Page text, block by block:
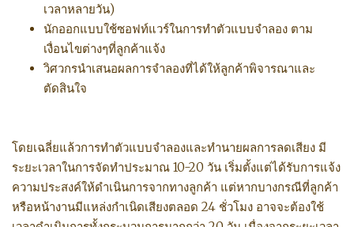
เวลาหลายวัน)
นักออกแบบใช้ซอฟท์แวร์ในการทำตัวแบบจำลอง ตาม
เงื่อนไขต่างๆที่ลูกค้าแจ้ง
วิศวกรนำเสนอผลการจำลองที่ได้ให้ลูกค้าพิจารณาและ
ตัดสินใจ
โดยเฉลี่ยแล้วการทำตัวแบบจำลองและทำนายผลการลดเสียง มี
ระยะเวลาในการจัดทำประมาณ 10-20 วัน เริ่มตั้งแต่ได้รับการแจ้ง
ความประสงค์ให้ดำเนินการจากทางลูกค้า แต่หากบางกรณีที่ลูกค้า
หรือหน้างานมีแหล่งกำเนิดเสียงตลอด 24 ชั่วโมง อาจจะต้องใช้